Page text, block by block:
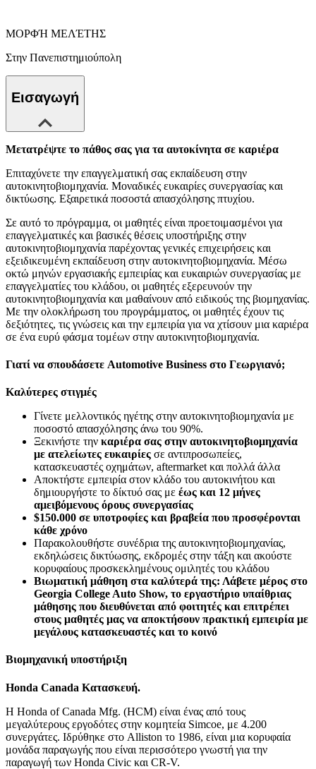
ΜΟΡΦΉ ΜΕΛΈΤΗΣ
Στην Πανεπιστημιούπολη
Εισαγωγή
Μετατρέψτε το πάθος σας για τα αυτοκίνητα σε καριέρα
Επιταχύνετε την επαγγελματική σας εκπαίδευση στην
αυτοκινητοβιομηχανία. Μοναδικές ευκαιρίες συνεργασίας και
δικτύωσης. Εξαιρετικά ποσοστά απασχόλησης πτυχίου.
Σε αυτό το πρόγραμμα, οι μαθητές είναι προετοιμασμένοι για
επαγγελματικές και βασικές θέσεις υποστήριξης στην
αυτοκινητοβιομηχανία παρέχοντας γενικές επιχειρήσεις και
εξειδικευμένη εκπαίδευση στην αυτοκινητοβιομηχανία. Μέσω
οκτώ μηνών εργασιακής εμπειρίας και ευκαιριών συνεργασίας με
επαγγελματίες του κλάδου, οι μαθητές εξερευνούν την
αυτοκινητοβιομηχανία και μαθαίνουν από ειδικούς της βιομηχανίας.
Με την ολοκλήρωση του προγράμματος, οι μαθητές έχουν τις
δεξιότητες, τις γνώσεις και την εμπειρία για να χτίσουν μια καριέρα
σε ένα ευρύ φάσμα τομέων στην αυτοκινητοβιομηχανία.
Γιατί να σπουδάσετε Automotive Business στο Γεωργιανό;
Καλύτερες στιγμές
Γίνετε μελλοντικός ηγέτης στην αυτοκινητοβιομηχανία με
ποσοστό απασχόλησης άνω του 90%.
Ξεκινήστε την καριέρα σας στην αυτοκινητοβιομηχανία
με ατελείωτες ευκαιρίες σε αντιπροσωπείες,
κατασκευαστές οχημάτων, aftermarket και πολλά άλλα
Αποκτήστε εμπειρία στον κλάδο του αυτοκινήτου και
δημιουργήστε το δίκτυό σας με έως και 12 μήνες
αμειβόμενους όρους συνεργασίας
$150.000 σε υποτροφίες και βραβεία που προσφέρονται
κάθε χρόνο
Παρακολουθήστε συνέδρια της αυτοκινητοβιομηχανίας,
εκδηλώσεις δικτύωσης, εκδρομές στην τάξη και ακούστε
κορυφαίους προσκεκλημένους ομιλητές του κλάδου
Βιωματική μάθηση στα καλύτερά της: Λάβετε μέρος στο
Georgia College Auto Show, το εργαστήριο υπαίθριας
μάθησης που διευθύνεται από φοιτητές και επιτρέπει
στους μαθητές μας να αποκτήσουν πρακτική εμπειρία με
μεγάλους κατασκευαστές και το κοινό
Βιομηχανική υποστήριξη
Honda Canada Κατασκευή.
Η Honda of Canada Mfg. (HCM) είναι ένας από τους
μεγαλύτερους εργοδότες στην κομητεία Simcoe, με 4.200
συνεργάτες. Ιδρύθηκε στο Alliston το 1986, είναι μια κορυφαία
μονάδα παραγωγής που είναι περισσότερο γνωστή για την
παραγωγή των Honda Civic και CR-V.